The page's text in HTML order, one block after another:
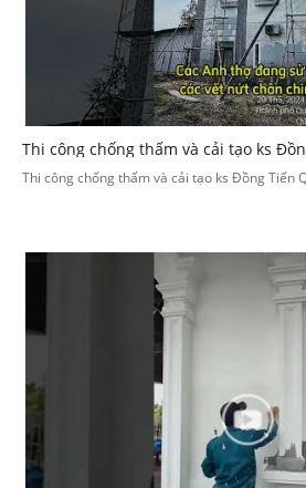
Thi công chống thấm và cải tạo ks
Thi công chống thấm và cải tạo ks Đồng Tiến